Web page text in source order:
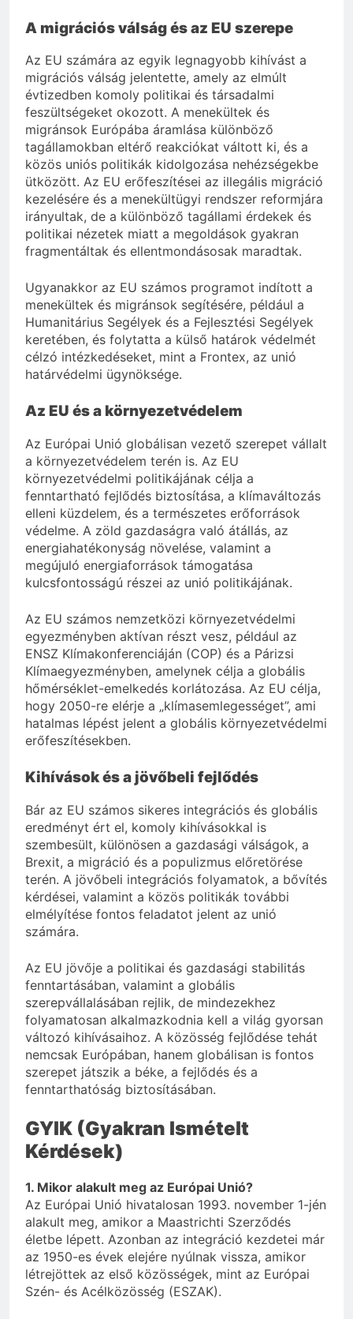
A migrációs válság és az EU szerepe
Az EU számára az egyik legnagyobb kihívást a
migrációs válság jelentette, amely az elmúlt
évtizedben komoly politikai és társadalmi
feszültségeket okozott. A menekültek és
migránsok Európába áramlása különböző
tagállamokban eltérő reakciókat váltott ki, és a
közös uniós politikák kidolgozása nehézségekbe
ütközött. Az EU erőfeszítései az illegális migráció
kezelésére és a menekültügyi rendszer reformjára
irányultak, de a különböző tagállami érdekek és
politikai nézetek miatt a megoldások gyakran
fragmentáltak és ellentmondásosak maradtak.
Ugyanakkor az EU számos programot indított a
menekültek és migránsok segítésére, például a
Humanitárius Segélyek és a Fejlesztési Segélyek
keretében, és folytatta a külső határok védelmét
célzó intézkedéseket, mint a Frontex, az unió
határvédelmi ügynöksége.
Az EU és a környezetvédelem
Az Európai Unió globálisan vezető szerepet vállalt
a környezetvédelem terén is. Az EU
környezetvédelmi politikájának célja a
fenntartható fejlődés biztosítása, a klímaváltozás
elleni küzdelem, és a természetes erőforrások
védelme. A zöld gazdaságra való átállás, az
energiahatékonyság növelése, valamint a
megújuló energiaforrások támogatása
kulcsfontosságú részei az unió politikájának.
Az EU számos nemzetközi környezetvédelmi
egyezményben aktívan részt vesz, például az
ENSZ Klímakonferenciáján (COP) és a Párizsi
Klímaegyezményben, amelynek célja a globális
hőmérséklet-emelkedés korlátozása. Az EU célja,
hogy 2050-re elérje a „klímasemlegességet”, ami
hatalmas lépést jelent a globális környezetvédelmi
erőfeszítésekben.
Kihívások és a jövőbeli fejlődés
Bár az EU számos sikeres integrációs és globális
eredményt ért el, komoly kihívásokkal is
szembesült, különösen a gazdasági válságok, a
Brexit, a migráció és a populizmus előretörése
terén. A jövőbeli integrációs folyamatok, a bővítés
kérdései, valamint a közös politikák további
elmélyítése fontos feladatot jelent az unió
számára.
Az EU jövője a politikai és gazdasági stabilitás
fenntartásában, valamint a globális
szerepvállalásában rejlik, de mindezekhez
folyamatosan alkalmazkodnia kell a világ gyorsan
változó kihívásaihoz. A közösség fejlődése tehát
nemcsak Európában, hanem globálisan is fontos
szerepet játszik a béke, a fejlődés és a
fenntarthatóság biztosításában.
GYIK (Gyakran Ismételt
Kérdések)
1. Mikor alakult meg az Európai Unió?
Az Európai Unió hivatalosan 1993. november 1-jén
alakult meg, amikor a Maastrichti Szerződés
életbe lépett. Azonban az integráció kezdetei már
az 1950-es évek elejére nyúlnak vissza, amikor
létrejöttek az első közösségek, mint az Európai
Szén- és Acélközösség (ESZAK).